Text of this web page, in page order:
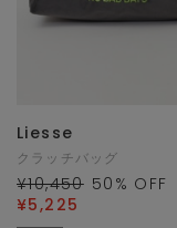
Liesse
クラッチバッグ
¥10,450 50 % OFF
¥5,225